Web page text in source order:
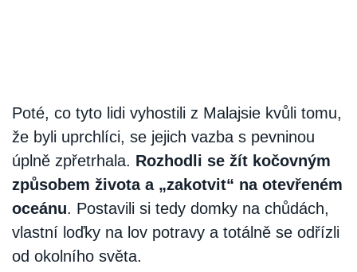
Poté, co tyto lidi vyhostili z Malajsie kvůli tomu,
že byli uprchlíci, se jejich vazba s pevninou
úplně zpřetrhala. Rozhodli se žít kočovným
způsobem života a „zakotvit“ na otevřeném
oceánu. Postavili si tedy domky na chůdách,
vlastní loďky na lov potravy a totálně se odřízli
od okolního světa.